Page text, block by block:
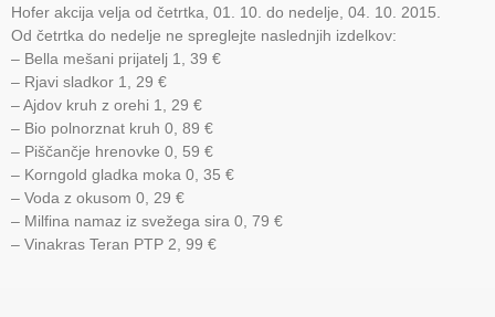
Hofer akcija velja od četrtka, 01. 10. do nedelje, 04. 10. 2015.
Od četrtka do nedelje ne spreglejte naslednjih izdelkov:
– Bella mešani prijatelj 1, 39 €
– Rjavi sladkor 1, 29 €
– Ajdov kruh z orehi 1, 29 €
– Bio polnorznat kruh 0, 89 €
– Piščančje hrenovke 0, 59 €
– Korngold gladka moka 0, 35 €
– Voda z okusom 0, 29 €
– Milfina namaz iz svežega sira 0, 79 €
– Vinakras Teran PTP 2, 99 €